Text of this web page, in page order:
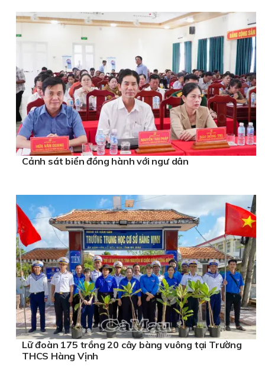
Cảnh sát biển đồng hành với ngư dân
Lữ đoàn 175 trồng 20 cây bàng vuông tại Trường
THCS Hàng Vịnh